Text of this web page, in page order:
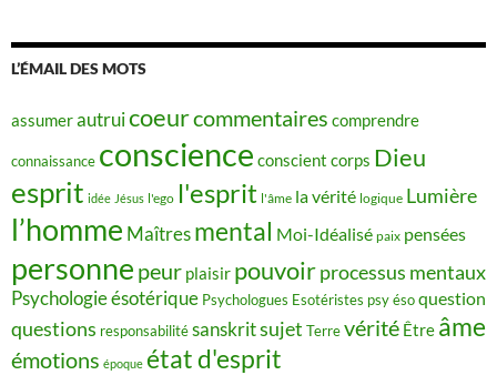
L’ÉMAIL DES MOTS
assumerautruicoeurcommentaires comprendre
connaissance conscience conscient corps Dieu
esprit idée Jésus l'ego l'esprit l'âme la vérité logique Lumière
l’homme Maîtres mental Moi-Idéalisé paix pensées
personne peur plaisir pouvoirprocessus mentaux
Psychologie ésotérique Psychologues Esotéristes psy ésoquestion
questions responsabilitésanskritsujet Terrevérité Être âme
émotions époque état d'esprit